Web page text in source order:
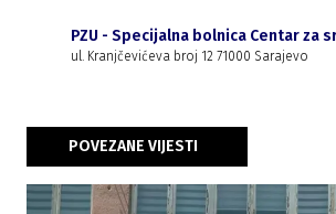
PZU - Specijalna bolnica Centar za
ul. Kranjčevićeva broj 12 71000 Sarajevo
POVEZANE VIJESTI